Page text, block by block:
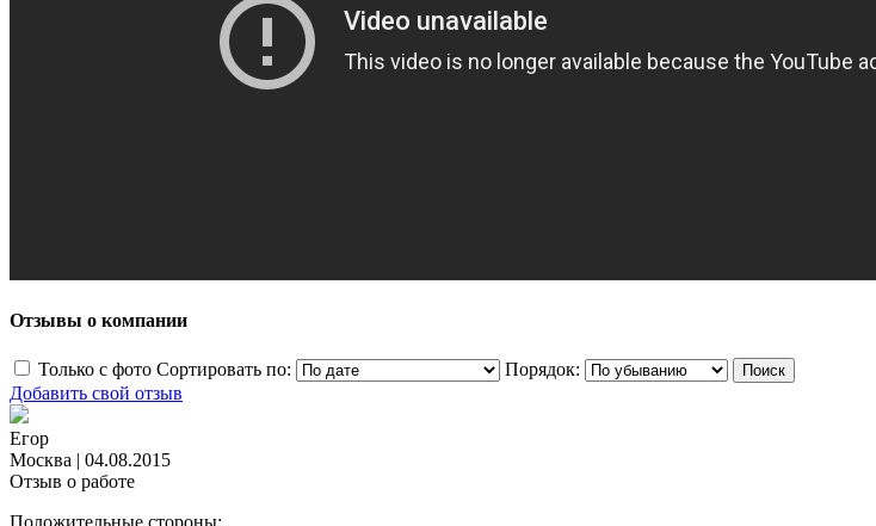
Отзывы о компании
Только с фото Сортировать по:
Порядок:
Добавить свой отзыв
Егор
Москва | 04.08.2015
Отзыв о работе